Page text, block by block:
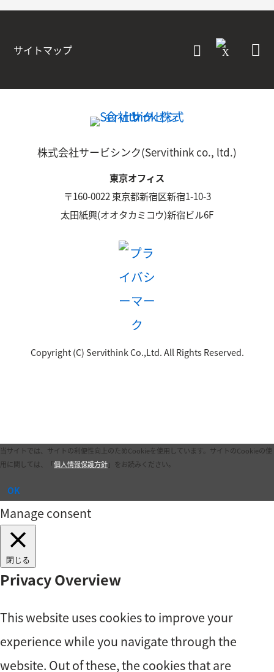
サイトマップ
株式会社サービシンク(Servithink co., ltd.)
東京オフィス
〒160-0022 東京都新宿区新宿1-10-3
太田紙興(オオタカミコウ)新宿ビル6F
Copyright (C) Servithink Co.,Ltd. All Rights Reserved.
当サイトでは、サイトの利便性向上のためCookieを使用しています。 サイトのCookieの使
用に関しては、「個人情報保護方針」をお読みください。
OK
Manage consent
閉じる
Privacy Overview
This website uses cookies to improve your
experience while you navigate through the
website. Out of these, the cookies that are